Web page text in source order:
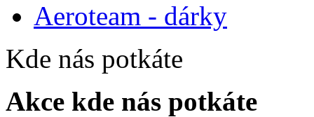
Aeroteam - dárky
Kde nás potkáte
Akce kde nás potkáte